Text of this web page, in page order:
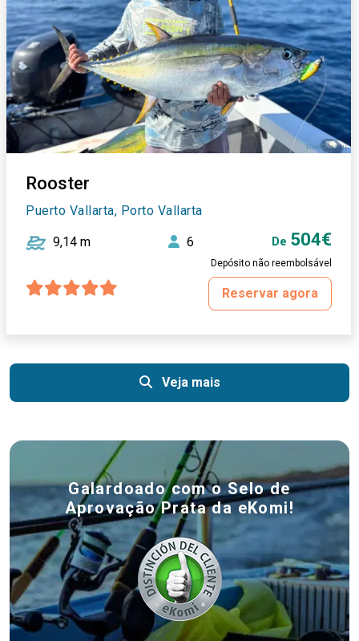
Rooster
Puerto Vallarta, Porto Vallarta
9,14 m 6 De 504€
Depósito não reembolsável
Reservar agora
Veja mais
Galardoado com o Selo de
Aprovação Prata da eKomi!